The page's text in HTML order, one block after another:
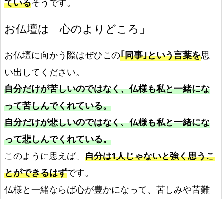
ているそうです。
お仏壇は「心のよりどころ」
お仏壇に向かう際はぜひこの｢同事｣という言葉を思
い出してください。
自分だけが苦しいのではなく、仏様も私と一緒にな
って苦しんでくれている。
自分だけが悲しいのではなく、仏様も私と一緒にな
って悲しんでくれている。
このように思えば、 自分は1人じゃないと強く思うこ
とができるはずです。
仏様と一緒ならば心が豊かになって、苦しみや苦難